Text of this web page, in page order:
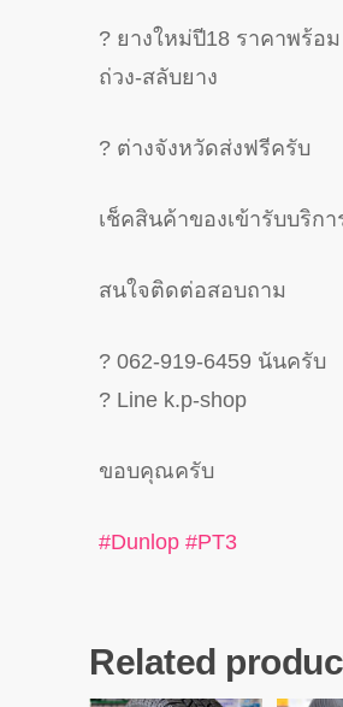
? ยางใหม่ปี18 ราคาพร้อ
ถ่วง-สลับยาง
? ต่างจังหวัดส่งฟรีครับ
เช็คสินค้าของเข้ารับบริกา
สนใจติดต่อสอบถาม
? 062-919-6459 นันครับ
? Line k.p-shop
ขอบคุณครับ
#Dunlop #PT3
Related